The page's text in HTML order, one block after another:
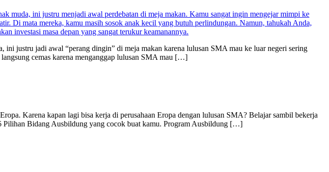
justru jadi awal “perang dingin” di meja makan karena lulusan SMA mau ke luar negeri sering
cemas karena menganggap lulusan SMA mau […]
Karena kapan lagi bisa kerja di perusahaan Eropa dengan lulusan SMA? Belajar sambil bekerja
Pilihan Bidang Ausbildung yang cocok buat kamu. Program Ausbildung […]